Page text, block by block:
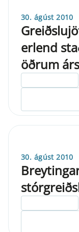
30. ágúst 2010
erlend
öðrum
30. ágúst 2010